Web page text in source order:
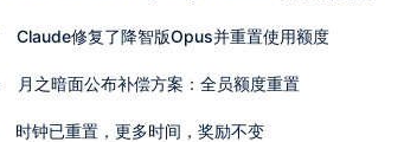
Claude修复了降智版Opus并重置使用额度
月之暗面公布补偿方案：全员额度重置
时钟已重置，更多时间，奖励不变